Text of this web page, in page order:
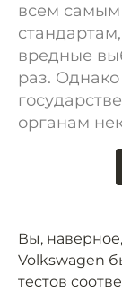
всем самым
вредные
раз.
органам
Вы,
Volkswagen
тестов